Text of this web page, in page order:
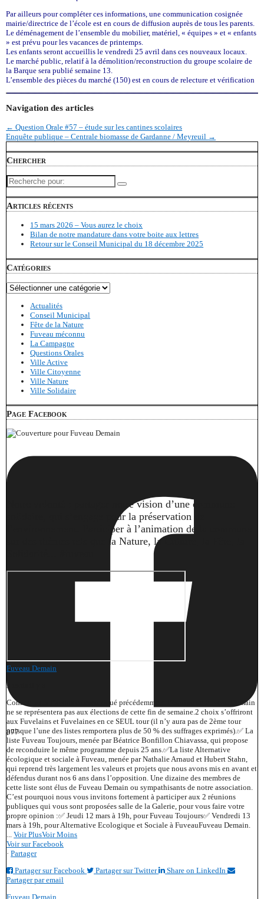
Par ailleurs pour compléter ces informations, une communication cosignée
mairie/directrice de l’école est en cours de diffusion auprès de tous les parents.
Le déménagement de l’ensemble du mobilier, matériel, « équipes » et « enfants
» est prévu pour les vacances de printemps.
Les enfants seront accueillis le vendredi 25 avril dans ces nouveaux locaux.
Le marché public, relatif à la démolition/reconstruction du groupe scolaire de
la Barque sera publié semaine 13.
L’ensemble des pièces du marché (150) est en cours de relecture et vérification
Navigation des articles
← Question Orale #57 – étude sur les cantines scolaires
Enquête publique – Centrale biomasse de Gardanne / Meyreuil →
Chercher
Recherche
pour:
Articles récents
15 mars 2026 – Vous aurez le choix
Bilan de notre mandature dans votre boite aux lettres
Retour sur le Conseil Municipal du 18 décembre 2025
Catégories
Catégories
Actualités
Conseil Municipal
Fête de la Nature
Fuveau méconnu
La Campagne
Questions Orales
Ville Active
Ville Citoyenne
Ville Nature
Ville Solidaire
Page Facebook
877
Notre volonté : partager notre vision d’une commune
solidaire, qui s’engage pour la préservation de
l’environnement. Participer à l’animation de la commune
sur des thèmes tels que la Nature, la Culture, la Fête, la
Fuveau Demain
5 mois il y a
Comme nous l’avons communiqué précédemment l’équipe de Fuveau Demain
ne se représentera pas aux élections de cette fin de semaine.2 choix s’offriront
aux Fuvelains et Fuvelaines en ce SEUL tour (il n’y aura pas de 2ème tour
puisque l’une des listes remportera plus de 50 % des suffrages exprimés).✅ La
liste Fuveau Toujours, menée par Béatrice Bonfillon Chiavassa, qui propose
de reconduire le même programme depuis 25 ans.✅La liste Alternative
écologique et sociale à Fuveau, menée par Nathalie Arnaud et Hubert Stahn,
qui reprend très largement les valeurs et projets que nous avons mis en avant et
défendus durant nos 6 ans dans l’opposition. Une dizaine des membres de
cette liste sont élus de Fuveau Demain ou sympathisants de notre association.
C’est pourquoi nous vous invitons fortement à participer aux 2 réunions
publiques qui vous sont proposées salle de la Galerie, pour vous faire votre
propre opinion :✅ Jeudi 12 mars à 19h, pour Fuveau Toujours✅ Vendredi 13
mars à 19h, pour Alternative Ecologique et Sociale à FuveauFuveau Demain.
...Voir PlusVoir Moins
Voir sur Facebook
· Partager
Partager sur Facebook
Partager sur Twitter
Share on LinkedIn
Partager par email
Fuveau Demain